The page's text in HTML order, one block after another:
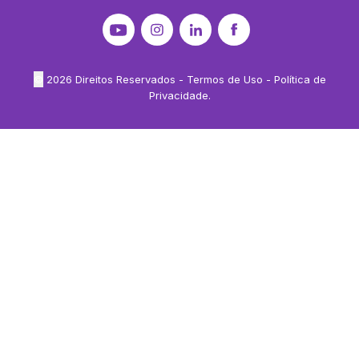
2026 Direitos Reservados - Termos de Uso - Política de
Privacidade.